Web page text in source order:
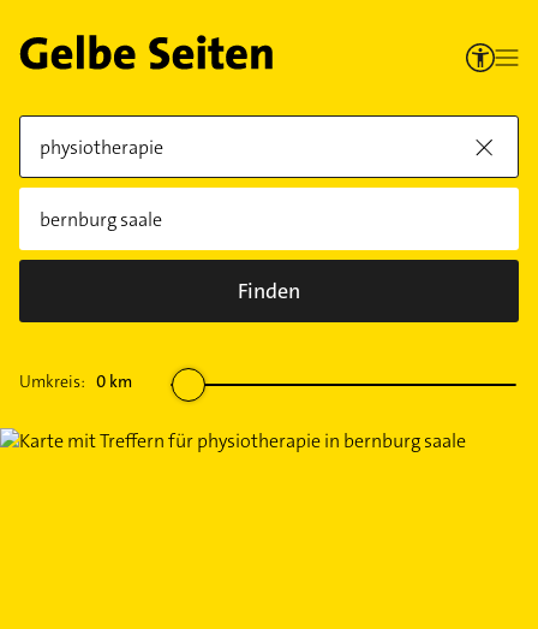
Finden
Umkreis: 0 km